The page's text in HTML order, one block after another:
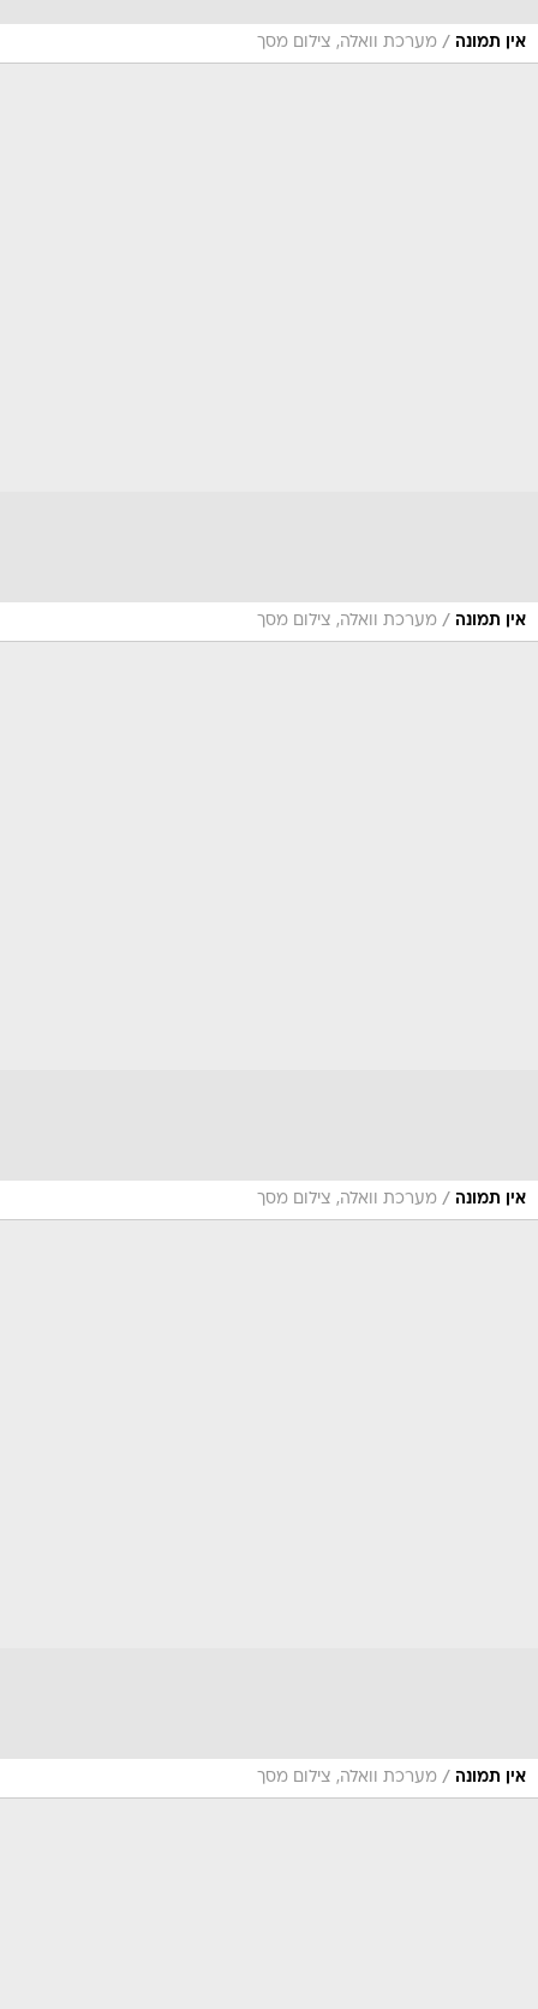
אין תמונה / מערכת וואלה, צילום מסך
אין תמונה / מערכת וואלה, צילום מסך
אין תמונה / מערכת וואלה, צילום מסך
אין תמונה / מערכת וואלה, צילום מסך